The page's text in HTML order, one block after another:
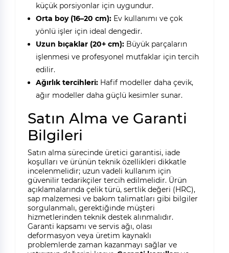
küçük porsiyonlar için uygundur.
Orta boy (16–20 cm):Ev kullanımı ve çok
yönlü işler için ideal dengedir.
Uzun bıçaklar (20+ cm):Büyük parçaların
işlenmesi ve profesyonel mutfaklar için tercih
edilir.
Ağırlık tercihleri:Hafif modeller daha çevik,
ağır modeller daha güçlü kesimler sunar.
Satın Alma ve Garanti
Bilgileri
Satın alma sürecinde üretici garantisi, iade
koşulları ve ürünün teknik özellikleri dikkatle
incelenmelidir; uzun vadeli kullanım için
güvenilir tedarikçiler tercih edilmelidir. Ürün
açıklamalarında çelik türü, sertlik değeri (HRC),
sap malzemesi ve bakım talimatları gibi bilgiler
sorgulanmalı, gerektiğinde müşteri
hizmetlerinden teknik destek alınmalıdır.
Garanti kapsamı ve servis ağı, olası
deformasyon veya üretim kaynaklı
problemlerde zaman kazanmayı sağlar ve